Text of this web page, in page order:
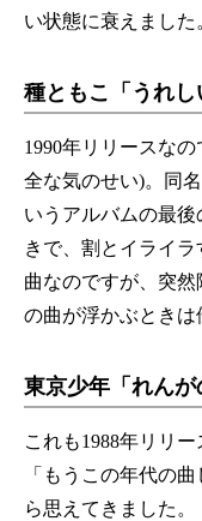
い状態に衰えました
種ともこ「うれし
1990年リリースな
全な気のせい)。同
いうアルバムの最
きで、割とイライ
曲なのですが、突
の曲が浮かぶときは
東京少年「れんが
これも1988年リリ
「もうこの年代の
ら思えてきました